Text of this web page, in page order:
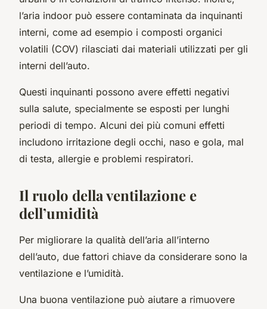
l’aria indoor può essere contaminata da inquinanti
interni, come ad esempio i composti organici
volatili (COV) rilasciati dai materiali utilizzati per gli
interni dell’auto.
Questi inquinanti possono avere effetti negativi
sulla salute, specialmente se esposti per lunghi
periodi di tempo. Alcuni dei più comuni effetti
includono irritazione degli occhi, naso e gola, mal
di testa, allergie e problemi respiratori.
Il ruolo della ventilazione e
dell’umidità
Per migliorare la qualità dell’aria all’interno
dell’auto, due fattori chiave da considerare sono la
ventilazione e l’umidità.
Una buona ventilazione può aiutare a rimuovere